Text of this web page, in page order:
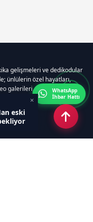
eski
×
gelişmeleri ve dedikodular
ünlülerin özel hayatları,
galerileri, resmi ilanlar, e-
WhatsApp
İhbar Hattı